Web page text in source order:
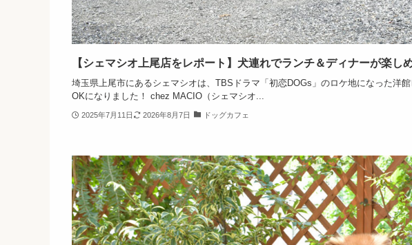
【シェマシオ上尾店をレポート】犬連れでランチ＆ディナーが楽し
埼玉県上尾市にあるシェマシオは、TBSドラマ「初恋DOGs」のロケ地になった洋
OKになりました！ chez MACIO（シェマシオ...
2025年7月11日 2026年8月7日 ドッグカフェ